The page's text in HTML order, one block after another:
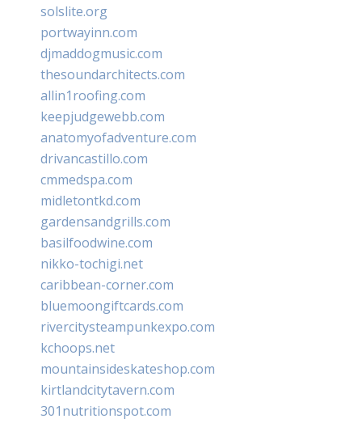
solslite.org
portwayinn.com
djmaddogmusic.com
thesoundarchitects.com
allin1roofing.com
keepjudgewebb.com
anatomyofadventure.com
drivancastillo.com
cmmedspa.com
midletontkd.com
gardensandgrills.com
basilfoodwine.com
nikko-tochigi.net
caribbean-corner.com
bluemoongiftcards.com
rivercitysteampunkexpo.com
kchoops.net
mountainsideskateshop.com
kirtlandcitytavern.com
301nutritionspot.com